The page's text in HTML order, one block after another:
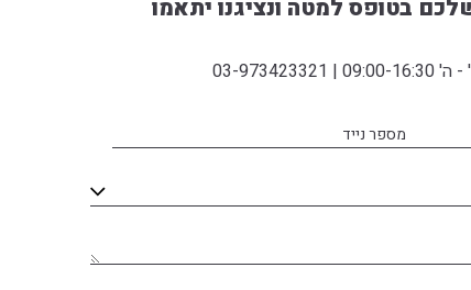
בטופס למטה ונציגנו יתאמו
מספר נייד